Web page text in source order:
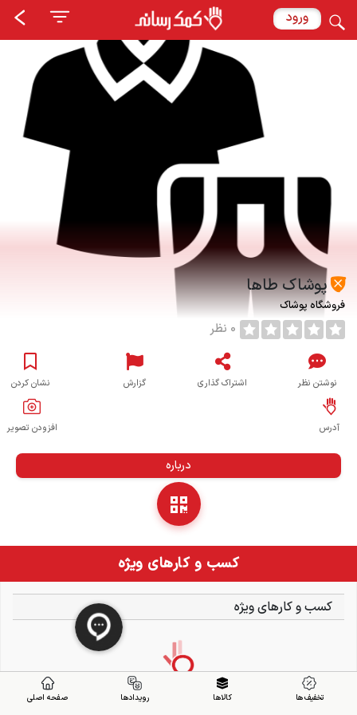
ورود
پوشاک طاها
فروشگاه پوشاک
0 نظر
نوشتن نظر اشتراک گذاری گزارش نشان کردن
آدرس افزودن تصویر
درباره
کسب و کارهای ویژه
کسب و کارهای ویژه
تخفیف ها کالاها رویدادها صفحه اصلی